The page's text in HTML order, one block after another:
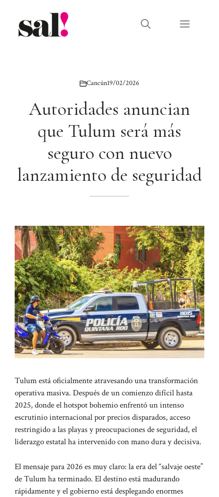
contenido
Menú
Cancún19/02/2026
Autoridades anuncian
que Tulum será más
seguro con nuevo
lanzamiento de seguridad
Tulum está oficialmente atravesando una transformación
operativa masiva. Después de un comienzo difícil hasta
2025, donde el hotspot bohemio enfrentó un intenso
escrutinio internacional por precios disparados, acceso
restringido a las playas y preocupaciones de seguridad, el
liderazgo estatal ha intervenido con mano dura y decisiva.
El mensaje para 2026 es muy claro: la era del “salvaje oeste”
de Tulum ha terminado. El destino está madurando
rápidamente y el gobierno está desplegando enormes